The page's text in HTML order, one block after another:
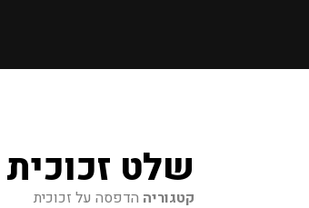
שלט זכוכית
קטגוריה הדפסה על זכוכית